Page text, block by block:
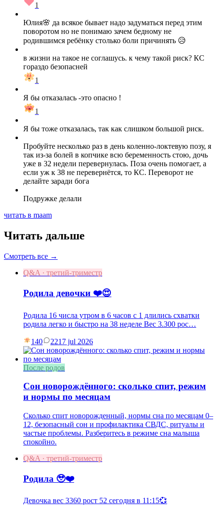
1
Юлия🌸 да всякое бывает надо задуматься перед этим
поворотом но не понимаю зачем бедному не
родившимся ребёнку столько боли причинять 😥
в жизни на такое не соглашусь. к чему такой риск? КС
гораздо безопасней
1
Я бы отказалась -это опасно !
1
Я бы тоже отказалась, так как слишком большой риск.
Пробуйте несколько раз в день коленно-локтевую позу, я
так из-за болей в копчике всю беременность стою, дочь
уже в 32 недели перевернулась. Поза очень помогает, а
если уж к 38 не перевернётся, то КС. Переворот не
делайте заради бога
Подружке делали
читать в maam
Читать дальше
Смотреть все →
Q&A · третий-триместр
Родила девочки ❤️😍
Родила 16 числа утром в 6 часов с 1 длились схватки
родила легко и быстро на 38 неделе Вес 3.300 рос…
140 2217 jul 2026
После родов
Сон новорождённого: сколько спит, режим
и нормы по месяцам
Сколько спит новорожденный, нормы сна по месяцам 0–
12, безопасный сон и профилактика СВДС, ритуалы и
частые проблемы. Разберитесь в режиме сна малыша
спокойно.
Q&A · третий-триместр
Родила 🥹❤️
Девочка вес 3360 рост 52 сегодня в 11:15💞